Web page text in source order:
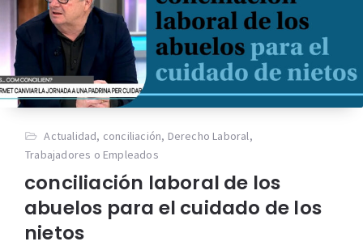
Actualidad, conciliación, Derecho Laboral,
Trabajadores o Empleados
conciliación laboral de los
abuelos para el cuidado de los
nietos